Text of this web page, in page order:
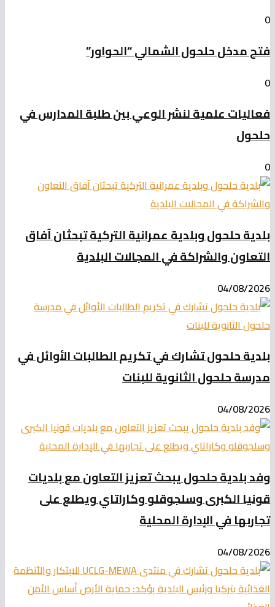
0
فتح مدخل حلحول الشمالي “الحواور”
0
فعاليات علمية لنشر الوعي بين طلبة المدارس في
حلحول
0
بلدية حلحول وبلدية عمرانية التركية تبحثان آفاق
التعاون والشراكة في المجالات البلدية
04/08/2026
بلدية حلحول تشارك في تكريم الطالبات الأوائل في
مدرسة حلحول الثانوية للبنات
04/08/2026
وفد بلدية حلحول يبحث تعزيز التعاون مع بلديات
قونيا الكبرى وسلجوقلو وكاراتاي ويطلع على
تجاربها في الإدارة المحلية
04/08/2026